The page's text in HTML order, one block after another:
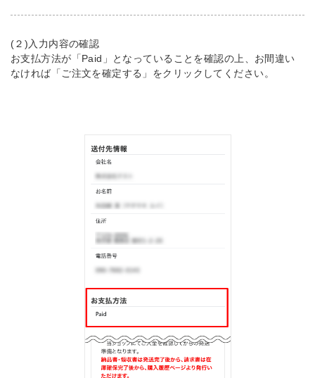
(２)入力内容の確認
お支払方法が「Paid」となっていることを確認の上、お間違い
なければ「ご注文を確定する」をクリックしてください。